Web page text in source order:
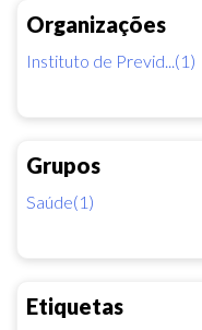
Organizações
Instituto de Previd...(1)
Grupos
Saúde(1)
Etiquetas